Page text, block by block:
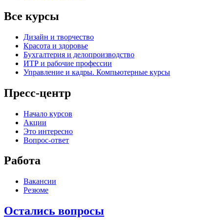
Все курсы
Дизайн и творчество
Красота и здоровье
Бухгалтерия и делопроизводство
ИТР и рабочие профессии
Управление и кадры. Компьютерные курсы
Пресс-центр
Начало курсов
Акции
Это интересно
Вопрос-ответ
Работа
Вакансии
Резюме
Остались вопросы